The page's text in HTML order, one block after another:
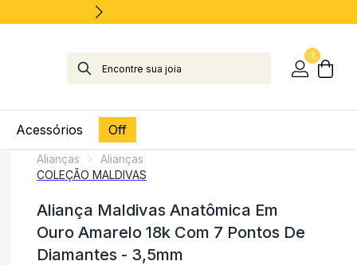
1
Acessórios Off
Alianças
Alianças
COLEÇÃO MALDIVAS
Aliança Maldivas Anatômica Em
Ouro Amarelo 18k Com 7 Pontos De
Diamantes - 3,5mm